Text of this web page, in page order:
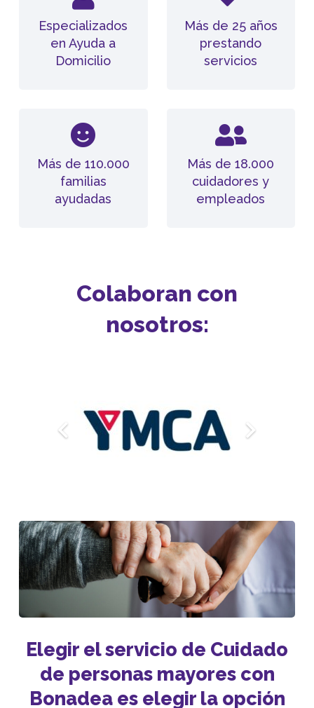
Especializados
en Ayuda a
Domicilio
Más de 25 años
prestando
servicios
Más de 110.000
familias
ayudadas
Más de 18.000
cuidadores y
empleados
Colaboran con
nosotros:
Elegir el servicio de Cuidado
de personas mayores con
Bonadea es elegir la opción